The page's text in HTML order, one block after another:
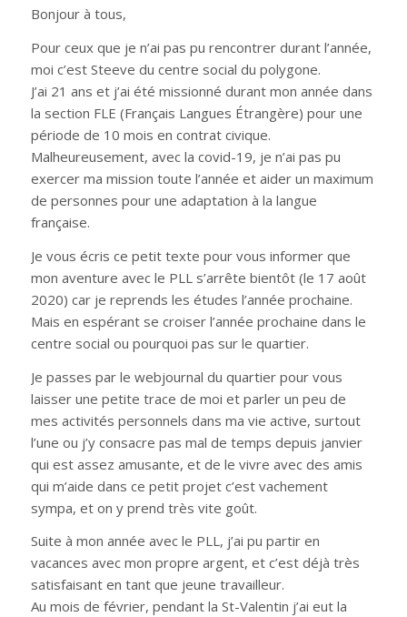
Bonjour à tous,
Pour ceux que je n’ai pas pu rencontrer durant l’année,
moi c’est Steeve du centre social du polygone.
J’ai 21 ans et j’ai été missionné durant mon année dans
la section FLE (Français Langues Étrangère) pour une
période de 10 mois en contrat civique.
Malheureusement, avec la covid-19, je n’ai pas pu
exercer ma mission toute l’année et aider un maximum
de personnes pour une adaptation à la langue
française.
Je vous écris ce petit texte pour vous informer que
mon aventure avec le PLL s’arrête bientôt (le 17 août
2020) car je reprends les études l’année prochaine.
Mais en espérant se croiser l’année prochaine dans le
centre social ou pourquoi pas sur le quartier.
Je passes par le webjournal du quartier pour vous
laisser une petite trace de moi et parler un peu de
mes activités personnels dans ma vie active, surtout
l’une ou j’y consacre pas mal de temps depuis janvier
qui est assez amusante, et de le vivre avec des amis
qui m’aide dans ce petit projet c’est vachement
sympa, et on y prend très vite goût.
Suite à mon année avec le PLL, j’ai pu partir en
vacances avec mon propre argent, et c’est déjà très
satisfaisant en tant que jeune travailleur.
Au mois de février, pendant la St-Valentin j’ai eut la